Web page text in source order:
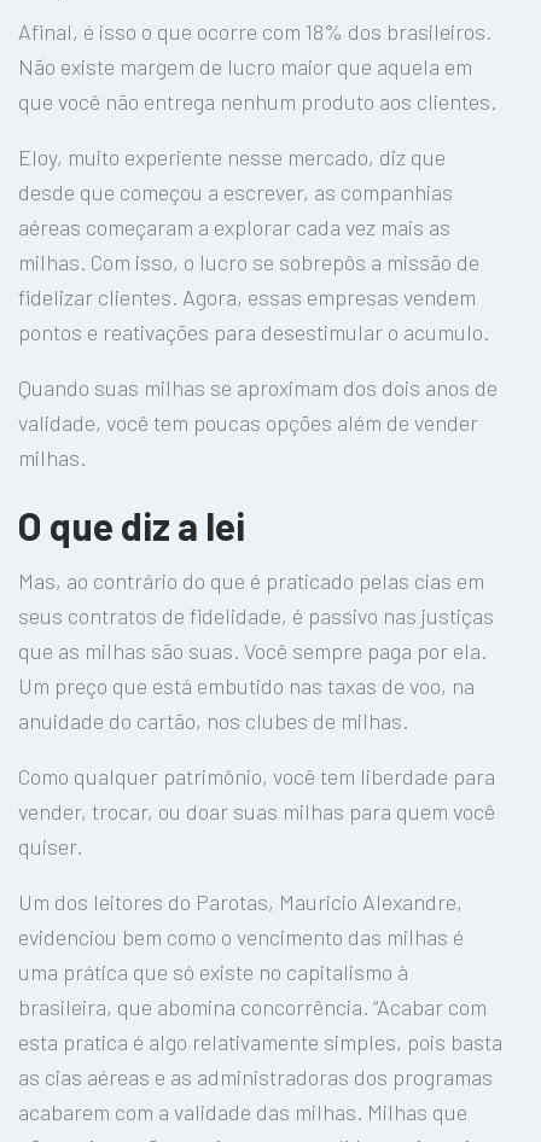
Afinal, é isso o que ocorre com 18% dos brasileiros.
Não existe margem de lucro maior que aquela em
que você não entrega nenhum produto aos clientes.
Eloy, muito experiente nesse mercado, diz que
desde que começou a escrever, as companhias
aéreas começaram a explorar cada vez mais as
milhas. Com isso, o lucro se sobrepôs a missão de
fidelizar clientes. Agora, essas empresas vendem
pontos e reativações para desestimular o acumulo.
Quando suas milhas se aproximam dos dois anos de
validade, você tem poucas opções além de vender
milhas.
O que diz a lei
Mas, ao contrário do que é praticado pelas cias em
seus contratos de fidelidade, é passivo nas justiças
que as milhas são suas. Você sempre paga por ela.
Um preço que está embutido nas taxas de voo, na
anuidade do cartão, nos clubes de milhas.
Como qualquer patrimônio, você tem liberdade para
vender, trocar, ou doar suas milhas para quem você
quiser.
Um dos leitores do Parotas, Mauricio Alexandre,
evidenciou bem como o vencimento das milhas é
uma prática que só existe no capitalismo à
brasileira, que abomina concorrência. “Acabar com
esta pratica é algo relativamente simples, pois basta
as cias aéreas e as administradoras dos programas
acabarem com a validade das milhas. Milhas que